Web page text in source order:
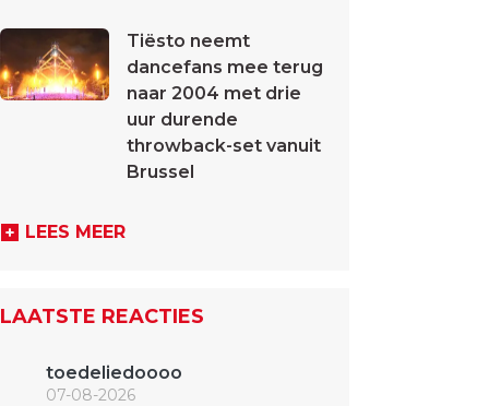
Tiësto neemt
dancefans mee terug
naar 2004 met drie
uur durende
throwback-set vanuit
Brussel
LEES MEER
LAATSTE REACTIES
toedeliedoooo
07-08-2026